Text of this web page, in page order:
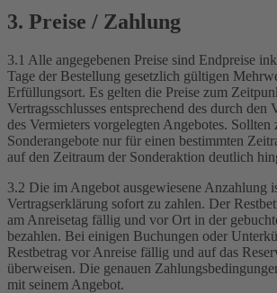
3. Preise / Zahlung
3.1 Alle angegebenen Preise sind Endpreise
Tage der Bestellung gesetzlich gültigen
Erfüllungsort. Es gelten die Preise zum
Vertragsschlusses entsprechend des durch den
des Vermieters vorgelegten Angebotes. Sollten
Sonderangebote nur für einen bestimmten
auf den Zeitraum der Sonderaktion deutlich
3.2 Die im Angebot ausgewiesene Anzahlung
Vertragserklärung sofort zu zahlen. Der
am Anreisetag fällig und vor Ort in der
bezahlen. Bei einigen Buchungen oder
Restbetrag vor Anreise fällig und auf das
überweisen. Die genauen
mit seinem Angebot.